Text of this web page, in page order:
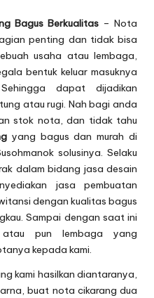
Bagus Berkualitas – Nota
penting dan tidak bisa
usaha atau lembaga,
bentuk keluar masuknya
dapat dijadikan
atau rugi. Nah bagi anda
stok nota, dan tidak tahu
yang bagus dan murah di
solusinya. Selaku
dalam bidang jasa desain
jasa pembuatan
dengan kualitas bagus
Sampai dengan saat ini
pun lembaga yang
kepada kami.
kami hasilkan diantaranya,
buat nota cikarang dua